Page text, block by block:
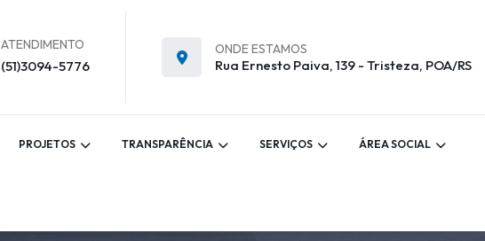
ATENDIMENTO
(51)3094-5776
ONDE ESTAMOS
Rua Ernesto Paiva, 139 - Tristeza, POA/RS
PROJETOS TRANSPARÊNCIA SERVIÇOS ÁREA SOCIAL